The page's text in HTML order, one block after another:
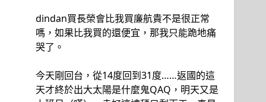
dindan買長榮會比我買廉航貴不是很正常
嗎，如果比我買的還便宜，那我只能跪地痛
哭了。
今天剛回台，從14度回到31度……返國的這
天才終於出大太陽是什麼鬼QAQ，明天又是